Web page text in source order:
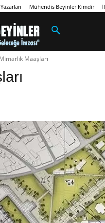
Mühendis Beyinler Kimdir
Mimarlık Maaşları